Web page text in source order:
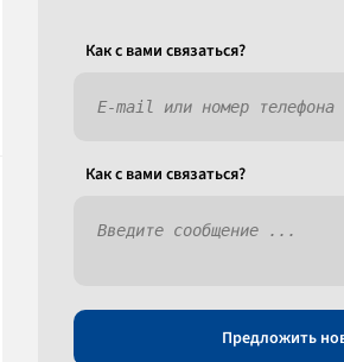
Как c вами связаться?
Как c вами связаться?
Предложить